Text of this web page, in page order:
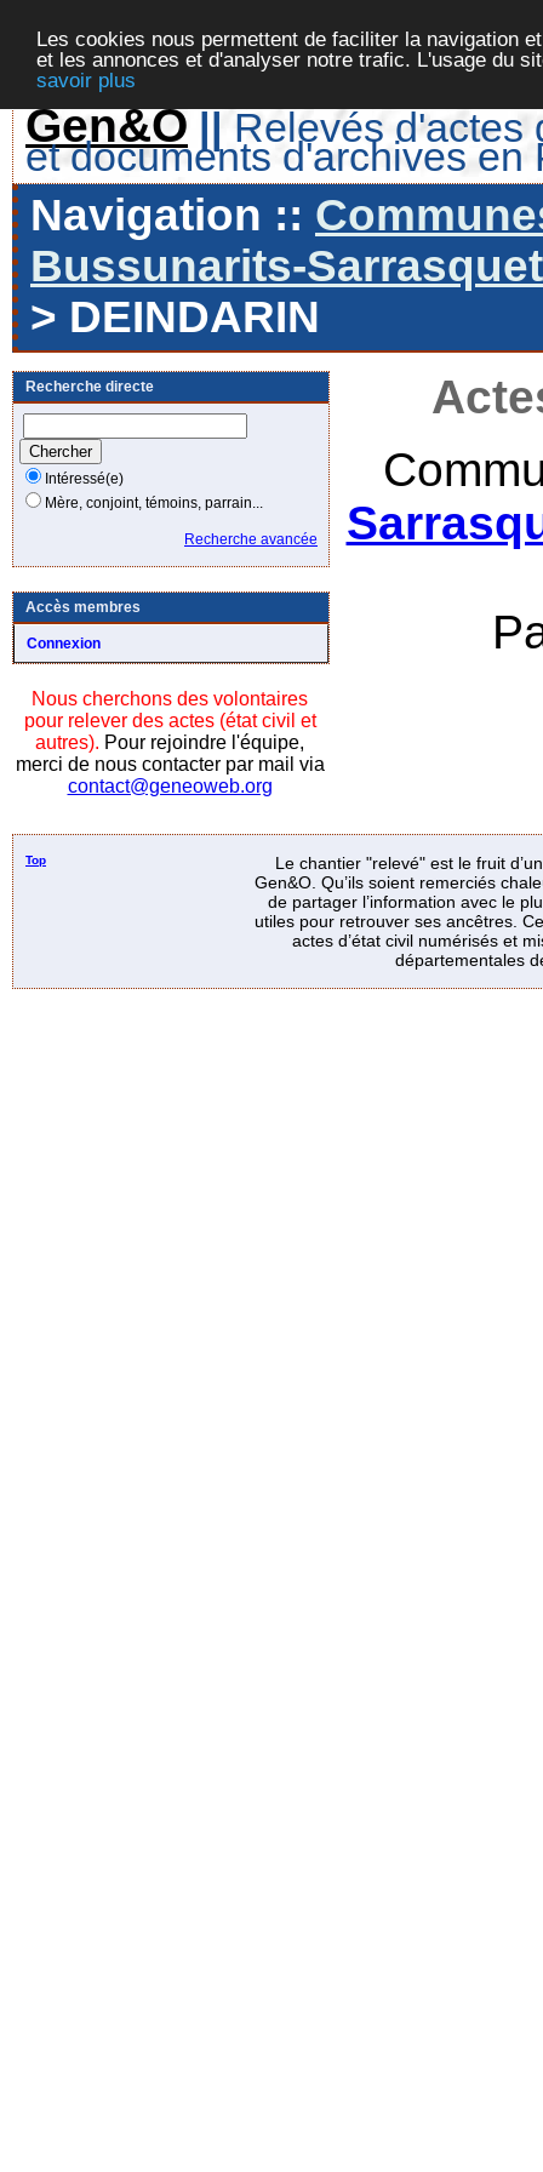
Les cookies nous permettent de faciliter la navigation
et les annonces et d'analyser notre trafic. L'usage du
savoir plus
Gen&O || Relevés d'actes
et documents d'archives en
Navigation ::
Bussunarits-
> DEINDARIN
Recherche directe
Intéressé(e)
Mère, conjoint, témoins, parrain...
Recherche avancée
Accès membres
Connexion
Nous cherchons des volontaires
pour relever des actes (état civil et
autres). Pour rejoindre l'équipe,
merci de nous contacter par mail via
contact@geneoweb.org
Top
Le chantier "relevé" est le fruit
Gen&O. Qu’ils soient remerciés
de partager l’information avec le
utiles pour retrouver ses ancêtres.
actes d’état civil numérisés et
départementales